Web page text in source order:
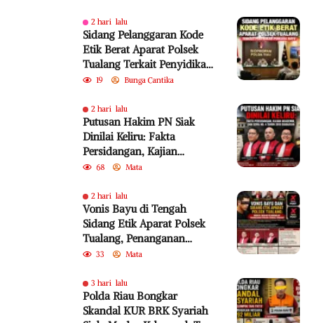
2 hari lalu
Sidang Pelanggaran Kode
Etik Berat Aparat Polsek
Tualang Terkait Penyidikan
Perkara Bayu
19 Bunga Cantika
2 hari lalu
Putusan Hakim PN Siak
Dinilai Keliru: Fakta
Persidangan, Kajian
Akademik, dan SEMA No. 4
68 Mata
2 hari lalu
Vonis Bayu di Tengah
Sidang Etik Aparat Polsek
Tualang, Penanganan
Perkara Kembali Jadi
33 Mata
3 hari lalu
Polda Riau Bongkar
Skandal KUR BRK Syariah